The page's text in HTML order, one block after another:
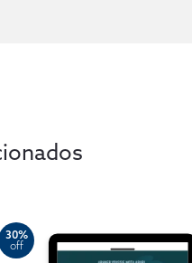
30%
off